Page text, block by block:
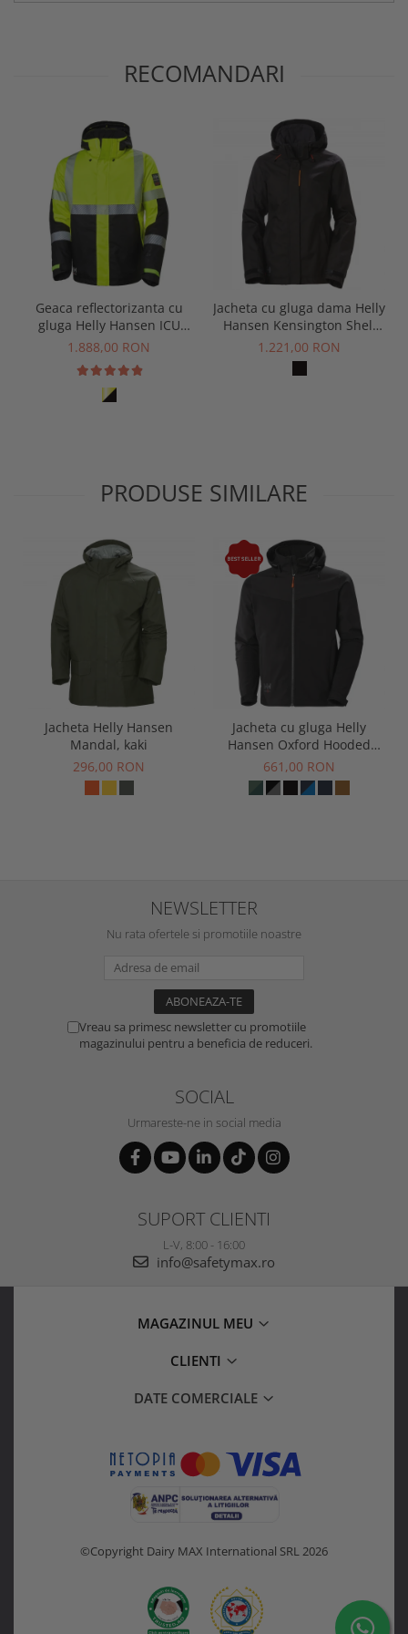
RECOMANDARI
Geaca reflectorizanta cu
gluga Helly Hansen ICU
Winter Jacket CL3
1.888,00 RON
Jacheta cu gluga dama Helly
Hansen Kensington Shell
Jacket
1.221,00 RON
PRODUSE SIMILARE
Jacheta Helly Hansen
Mandal, kaki
296,00 RON
Jacheta cu gluga Helly
Hansen Oxford Hooded
Softshell Jacket
661,00 RON
NEWSLETTER
Nu rata ofertele si promotiile noastre
Vreau sa primesc newsletter cu promotiile
magazinului pentru a beneficia de reduceri.
SOCIAL
Urmareste-ne in social media
SUPORT CLIENTI
L-V, 8:00 - 16:00
info@safetymax.ro
MAGAZINUL MEU
CLIENTI
DATE COMERCIALE
©Copyright Dairy MAX International SRL 2026